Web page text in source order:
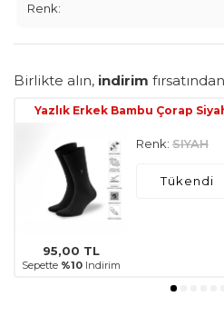
Renk:
Birlikte alın, indirim
Yazlık Erkek Bambu Çorap
95,00 TL
Sepette %10Indirim
Renk: SIYAH
Tükendi